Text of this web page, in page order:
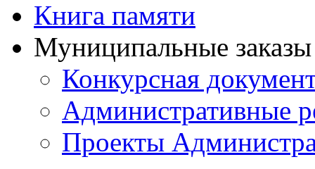
Книга памяти
Муниципальные
Конкурсная
Административные
Проекты